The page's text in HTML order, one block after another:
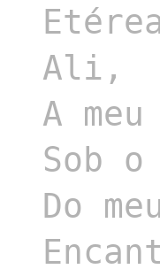
Ali,
A
Sob
Do